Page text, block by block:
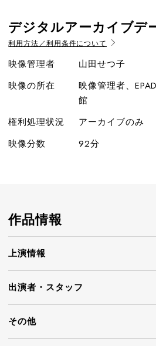
デジタルアーカイブデ
利用方法／利用条件について
映像管理者
山田せつ子
映像の所在
映像管理者、
館
権利処理状況
アーカイブのみ
映像分数
92分
作品情報
上演情報
出演者・ スタッフ
その他